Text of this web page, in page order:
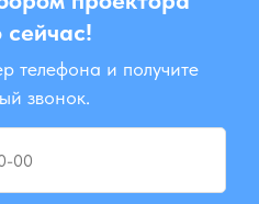
сейчас!
телефона и получите
звонок.